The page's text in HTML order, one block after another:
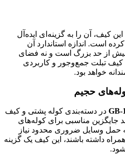
کیف، آن را به گزینه‌ای ایده‌آل
کرده است. اندازه استاندارد آن
از حد بزرگ است و نه فضای
کیف تبلت جمع‌وجور و کاربردی
خواهد بود.
حجیم
GB- در دسته‌بندی کوله پشتی و کیف
جایگزین مناسبی برای کوله‌های
حمل وسایل ضروری محدود نیاز
داشته باشند، این کیف یک گزینه